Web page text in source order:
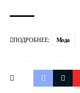
ПОДРОБНЕЕ: Мода